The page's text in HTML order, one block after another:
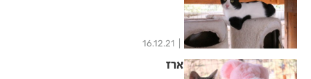
16.12.21
ארז